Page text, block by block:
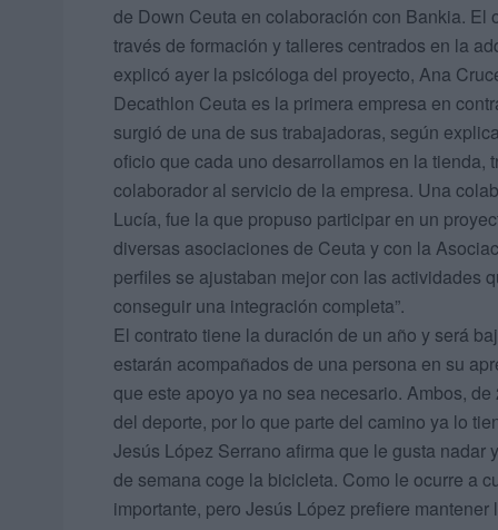
de Down Ceuta en colaboración con Bankia.
través de formación y talleres centrados en la
explicó ayer la psicóloga del proyecto, Ana
Decathlon Ceuta es la primera empresa en
surgió de una de sus trabajadoras, según
oficio que cada uno desarrollamos en la
colaborador al servicio de la empresa. Una
Lucía, fue la que propuso participar en un
diversas asociaciones de Ceuta y con la
perfiles se ajustaban mejor con las actividades
conseguir una integración completa”.
El contrato tiene la duración de un año y será
estarán acompañados de una persona en su
que este apoyo ya no sea necesario. Ambos,
del deporte, por lo que parte del camino ya lo
Jesús López Serrano afirma que le gusta
de semana coge la bicicleta. Como le ocurre a
importante, pero Jesús López prefiere